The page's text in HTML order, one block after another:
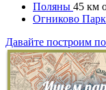
Поляны 45 км
Огниково Парк
Давайте построим